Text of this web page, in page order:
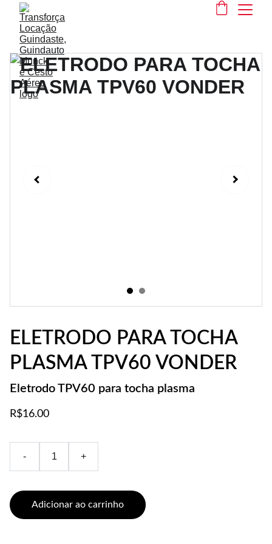
ELETRODO PARA TOCHA
PLASMA TPV60 VONDER
Eletrodo TPV60 para tocha plasma
R$16.00
- +
Adicionar ao carrinho